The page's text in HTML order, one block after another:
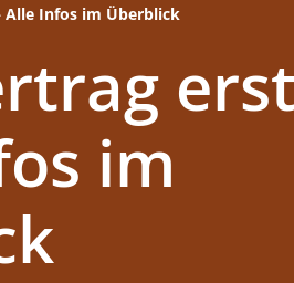
Alle Infos im Überblick
im